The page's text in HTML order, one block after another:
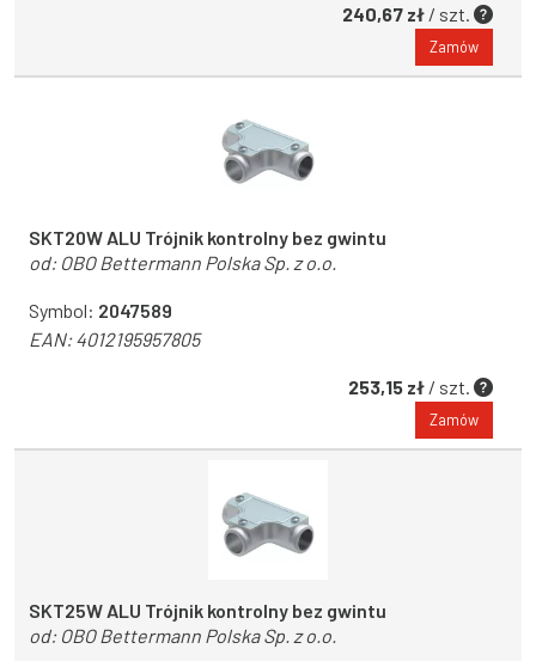
240,67 zł / szt.
Zamów
SKT20W ALU Trójnik kontrolny bez gwintu
od: OBO Bettermann Polska Sp. z o.o.
Symbol: 2047589
EAN:4012195957805
253,15 zł / szt.
Zamów
SKT25W ALU Trójnik kontrolny bez gwintu
od: OBO Bettermann Polska Sp. z o.o.